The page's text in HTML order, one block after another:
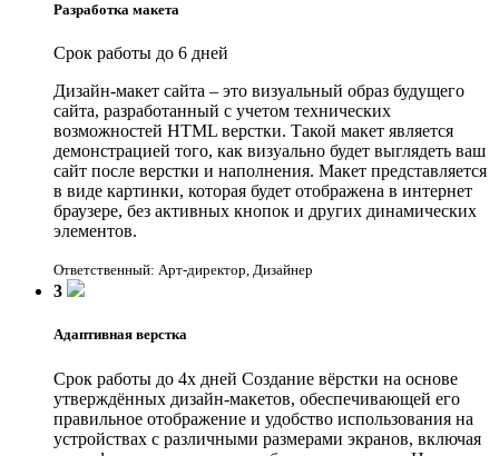
Разработка макета
Срок работы до 6 дней
Дизайн-макет сайта – это визуальный образ будущего
сайта, разработанный с учетом технических
возможностей HTML верстки. Такой макет является
демонстрацией того, как визуально будет выглядеть ваш
сайт после верстки и наполнения. Макет представляется
в виде картинки, которая будет отображена в интернет
браузере, без активных кнопок и других динамических
элементов.
Ответственный: Арт-директор, Дизайнер
3
Адаптивная верстка
Срок работы до 4х дней Создание вёрстки на основе
утверждённых дизайн-макетов, обеспечивающей его
правильное отображение и удобство использования на
устройствах с различными размерами экранов, включая